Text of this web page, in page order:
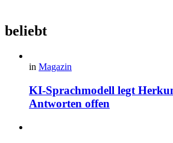
beliebt
in Magazin
KI-Sprachmodell legt
Antworten offen